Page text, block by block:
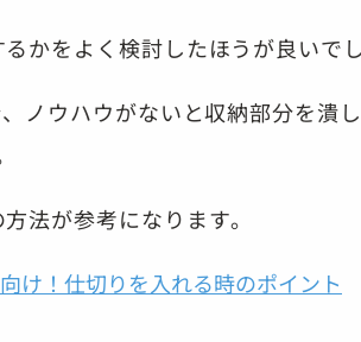
かをよく検討したほうが良いでし
ノウハウがないと収納部分を潰
法が参考になります。
け！仕切りを入れる時のポイント